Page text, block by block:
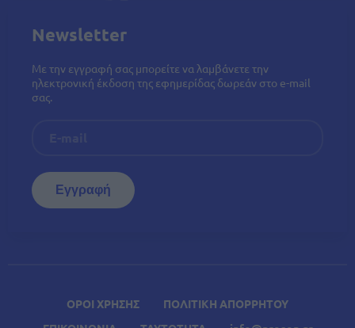
ΟΡΟΙ ΧΡΗΣΗΣ
ΠΟΛΙΤΙΚΗ ΑΠΟΡΡΗΤΟΥ
Newsletter
Με την εγγραφή σας μπορείτε να λαμβάνετε την
ηλεκτρονική έκδοση της εφημερίδας δωρεάν στο e-mail
σας.